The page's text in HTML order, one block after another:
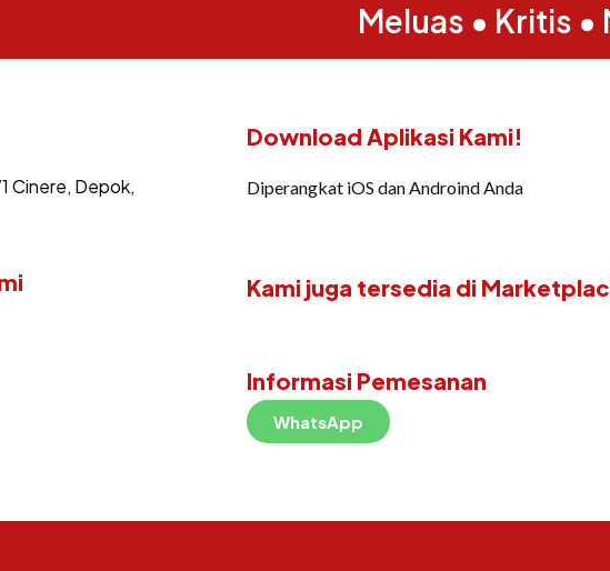
Meluas • Kritis •
Cinere, Depok,
Download Aplikasi Kami!
Diperangkat iOS dan Androind Anda
Kami juga tersedia di
Informasi Pemesanan
WhatsApp